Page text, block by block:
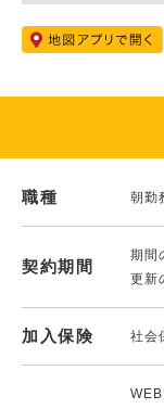
職種 朝勤
契約期間
期間
更新
加入保険 社会